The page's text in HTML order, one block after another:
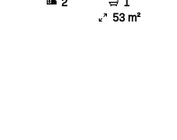
53 m²